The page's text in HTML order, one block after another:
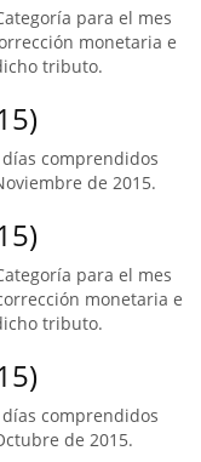
para el mes
monetaria e
tributo.
comprendidos
de 2015.
para el mes
monetaria e
tributo.
comprendidos
de 2015.